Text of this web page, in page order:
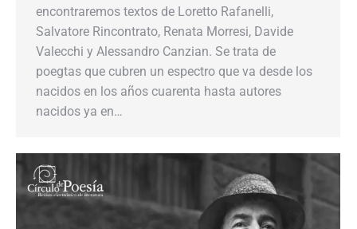
encontraremos textos de Loretto Rafanelli,
Salvatore Rincontrato, Renata Morresi, Davide
Valecchi y Alessandro Canzian. Se trata de
poegtas que cubren un espectro que va desde los
nacidos en los años cuarenta hasta autores
nacidos ya en…